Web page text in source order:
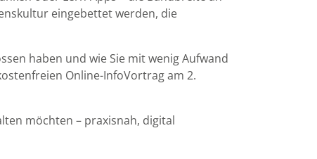
eingebettet werden, die
haben und wie Sie mit wenig Aufwand
Online-InfoVortrag am 2.
möchten – praxisnah, digital